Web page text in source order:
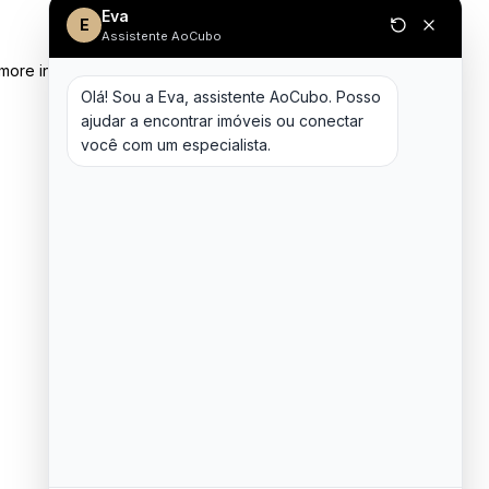
information)
E Eva
Assistente AoCubo
Olá! Sou a Eva, assistente AoCubo. Posso
ajudar a encontrar imóveis ou conectar
você com um especialista.